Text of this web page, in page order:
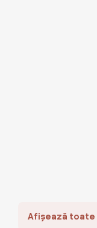
Afișează toate